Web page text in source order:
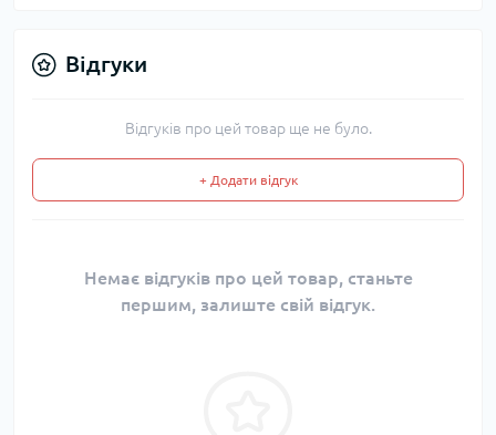
Відгуки
Відгуків про цей товар ще не було.
+ Додати відгук
Немає відгуків про цей товар, станьте
першим, залиште свій відгук.